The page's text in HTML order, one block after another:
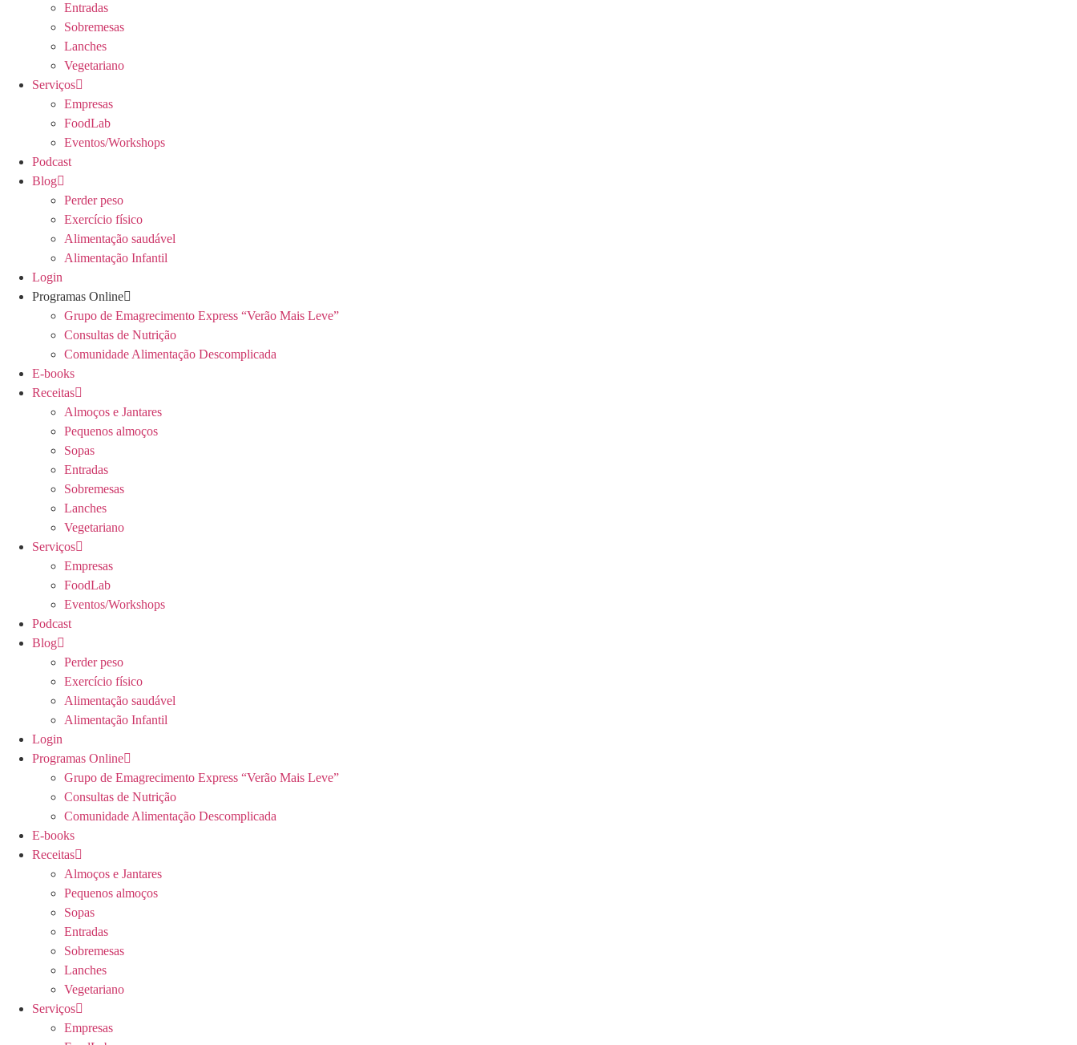
Entradas
Sobremesas
Lanches
Vegetariano
Serviços
Empresas
FoodLab
Eventos/Workshops
Podcast
Blog
Perder peso
Exercício físico
Alimentação saudável
Alimentação Infantil
Login
Programas Online
Grupo de Emagrecimento Express “Verão Mais Leve”
Consultas de Nutrição
Comunidade Alimentação Descomplicada
E-books
Receitas
Almoços e Jantares
Pequenos almoços
Sopas
Entradas
Sobremesas
Lanches
Vegetariano
Serviços
Empresas
FoodLab
Eventos/Workshops
Podcast
Blog
Perder peso
Exercício físico
Alimentação saudável
Alimentação Infantil
Login
Programas Online
Grupo de Emagrecimento Express “Verão Mais Leve”
Consultas de Nutrição
Comunidade Alimentação Descomplicada
E-books
Receitas
Almoços e Jantares
Pequenos almoços
Sopas
Entradas
Sobremesas
Lanches
Vegetariano
Serviços
Empresas